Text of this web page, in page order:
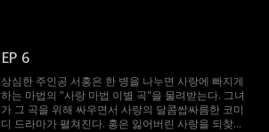
EP 6
상심한 주인공 서홍은 한 병을 나누면 사랑에 빠지게
하는 마법의 "사랑 마법 이별 곡"을 물려받는다. 그녀
가 그 곡을 위해 싸우면서 사랑의 달콤쌉싸름한 코미
디 드라마가 펼쳐진다. 홍은 잃어버린 사랑을 되찾고